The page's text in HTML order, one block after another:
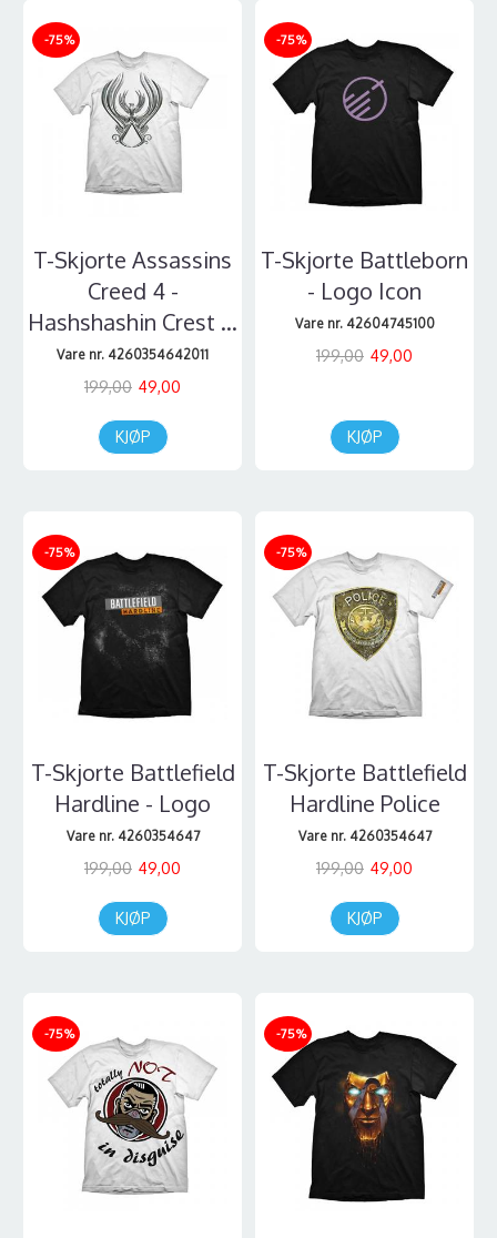
-75%
T-Skjorte Assassins
Creed 4 -
Hashshashin Crest ...
Vare nr. 4260354642011
199,00 49,00
KJØP
-75%
T-Skjorte Battleborn
- Logo Icon
Vare nr. 42604745100
199,00 49,00
KJØP
-75%
T-Skjorte Battlefield
Hardline - Logo
Vare nr. 4260354647
199,00 49,00
KJØP
-75%
T-Skjorte Battlefield
Hardline Police
Vare nr. 4260354647
199,00 49,00
KJØP
-75% -75%